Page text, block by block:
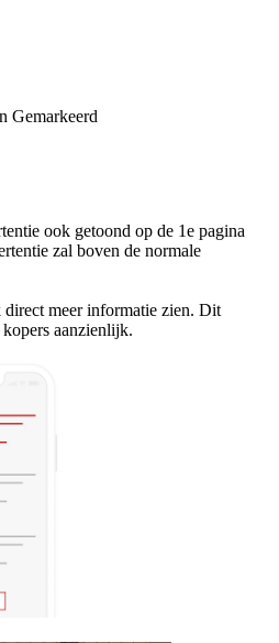
Gemarkeerd
ook getoond op de 1e pagina
zal boven de normale
direct meer informatie zien. Dit
aanzienlijk.